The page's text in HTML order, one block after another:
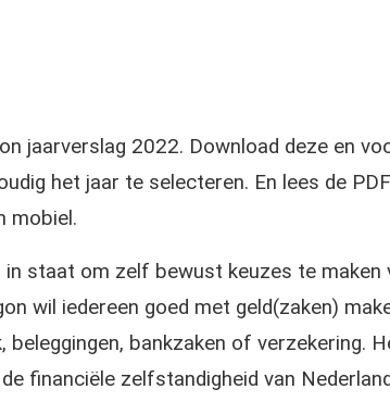
jaarverslag 2022. Download deze en
het jaar te selecteren. En lees de
mobiel.
staat om zelf bewust keuzes te maken
wil iedereen goed met geld(zaken)
beleggingen, bankzaken of verzekering.
financiële zelfstandigheid van